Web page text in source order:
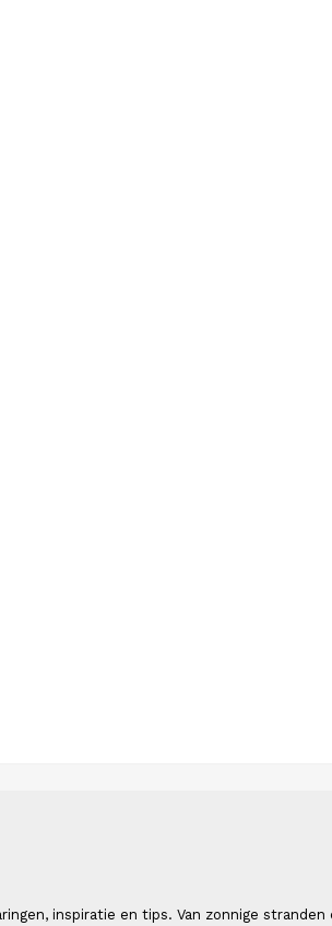
inspiratie en tips. Van zonnige